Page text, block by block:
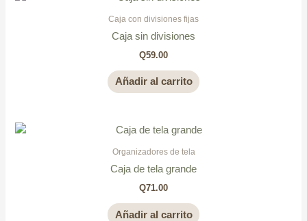
Caja con divisiones fijas
Caja sin divisiones
Q59.00
Añadir al carrito
Organizadores de tela
Caja de tela grande
Q71.00
Añadir al carrito